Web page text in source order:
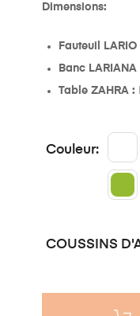
Dimensions:
Fauteuil LARIO
Banc LARIANA
Table ZAHRA :
Couleur
COUSSINS